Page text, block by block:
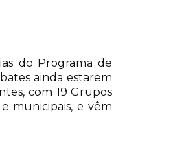
do Programa de
ainda estarem
com 19 Grupos
municipais, e vêm